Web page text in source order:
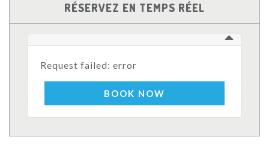
RÉSERVEZ EN TEMPS RÉEL
Request failed: error
BOOK NOW